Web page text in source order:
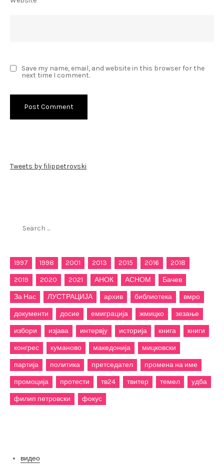
Save my name, email, and website in this browser for the
next time I comment.
Tweets by filippetrovski
1997 1998 2001 2013 2015 2016
2018
2019
2020 2021 АНОК АСНОМ
Бачев
За Нас
ЛУСТРАЦИЈА архив библиотека
вмро
документи
досие емиграција жмицко
зезање
избори
изјава интервју историја книга
книги
конгрес
куманово македонија
мицковски
партија
политика претседател
промена на име
промоција
протести тв24 твитер темел
удба
филип петровски
фокус
видео